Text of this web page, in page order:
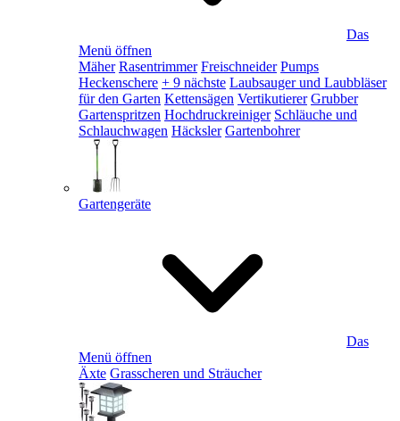
Das
Menü öffnen
Mäher Rasentrimmer Freischneider Pumps
Heckenschere + 9 nächste Laubsauger und Laubbläser
für den Garten Kettensägen Vertikutierer Grubber
Gartenspritzen Hochdruckreiniger Schläuche und
Schlauchwagen Häcksler Gartenbohrer
Gartengeräte
Das
Menü öffnen
Äxte Grasscheren und Sträucher